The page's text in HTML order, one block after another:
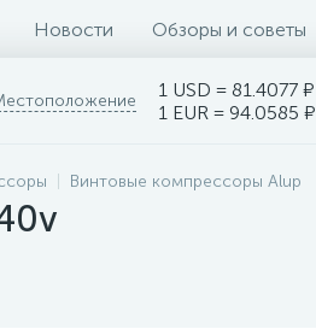
Новости Обзоры и советы
1 USD = 81.4077 ₽
1 EUR = 94.0585 ₽
Винтовые компрессоры Alup